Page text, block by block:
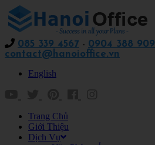
085 339 4567 - 0904 388 909
contact@hanoioffice.vn
English
Trang Chủ
Giới Thiệu
Dịch Vụ